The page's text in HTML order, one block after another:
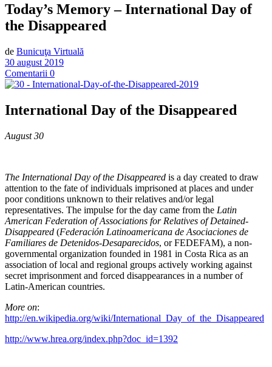
Today’s Memory – International Day of
the Disappeared
de Bunicuţa Virtuală
30 august 2019
Comentarii 0
International Day of the Disappeared
August 30
The International Day of the Disappeared is a day created to draw
attention to the fate of individuals imprisoned at places and under
poor conditions unknown to their relatives and/or legal
representatives. The impulse for the day came from the Latin
American Federation of Associations for Relatives of Detained-
Disappeared (Federación Latinoamericana de Asociaciones de
Familiares de Detenidos-Desaparecidos, or FEDEFAM), a non-
governmental organization founded in 1981 in Costa Rica as an
association of local and regional groups actively working against
secret imprisonment and forced disappearances in a number of
Latin-American countries.
More on:
http://en.wikipedia.org/wiki/International_Day_of_the_Disappeared
http://www.hrea.org/index.php?doc_id=1392